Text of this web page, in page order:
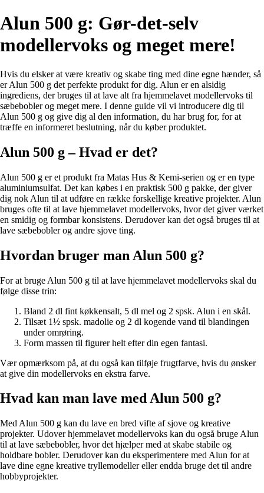
Alun 500 g: Gør-det-selv
modellervoks og meget mere!
Hvis du elsker at være kreativ og skabe ting med dine egne hænder, så
er Alun 500 g det perfekte produkt for dig. Alun er en alsidig
ingrediens, der bruges til at lave alt fra hjemmelavet modellervoks til
sæbebobler og meget mere. I denne guide vil vi introducere dig til
Alun 500 g og give dig al den information, du har brug for, for at
træffe en informeret beslutning, når du køber produktet.
Alun 500 g – Hvad er det?
Alun 500 g er et produkt fra Matas Hus & Kemi-serien og er en type
aluminiumsulfat. Det kan købes i en praktisk 500 g pakke, der giver
dig nok Alun til at udføre en række forskellige kreative projekter. Alun
bruges ofte til at lave hjemmelavet modellervoks, hvor det giver værket
en smidig og formbar konsistens. Derudover kan det også bruges til at
lave sæbebobler og andre sjove ting.
Hvordan bruger man Alun 500 g?
For at bruge Alun 500 g til at lave hjemmelavet modellervoks skal du
følge disse trin:
Bland 2 dl fint køkkensalt, 5 dl mel og 2 spsk. Alun i en skål.
Tilsæt 1½ spsk. madolie og 2 dl kogende vand til blandingen
under omrøring.
Form massen til figurer helt efter din egen fantasi.
Vær opmærksom på, at du også kan tilføje frugtfarve, hvis du ønsker
at give din modellervoks en ekstra farve.
Hvad kan man lave med Alun 500 g?
Med Alun 500 g kan du lave en bred vifte af sjove og kreative
projekter. Udover hjemmelavet modellervoks kan du også bruge Alun
til at lave sæbebobler, hvor det hjælper med at skabe stabile og
holdbare bobler. Derudover kan du eksperimentere med Alun for at
lave dine egne kreative tryllemodeller eller endda bruge det til andre
hobbyprojekter.